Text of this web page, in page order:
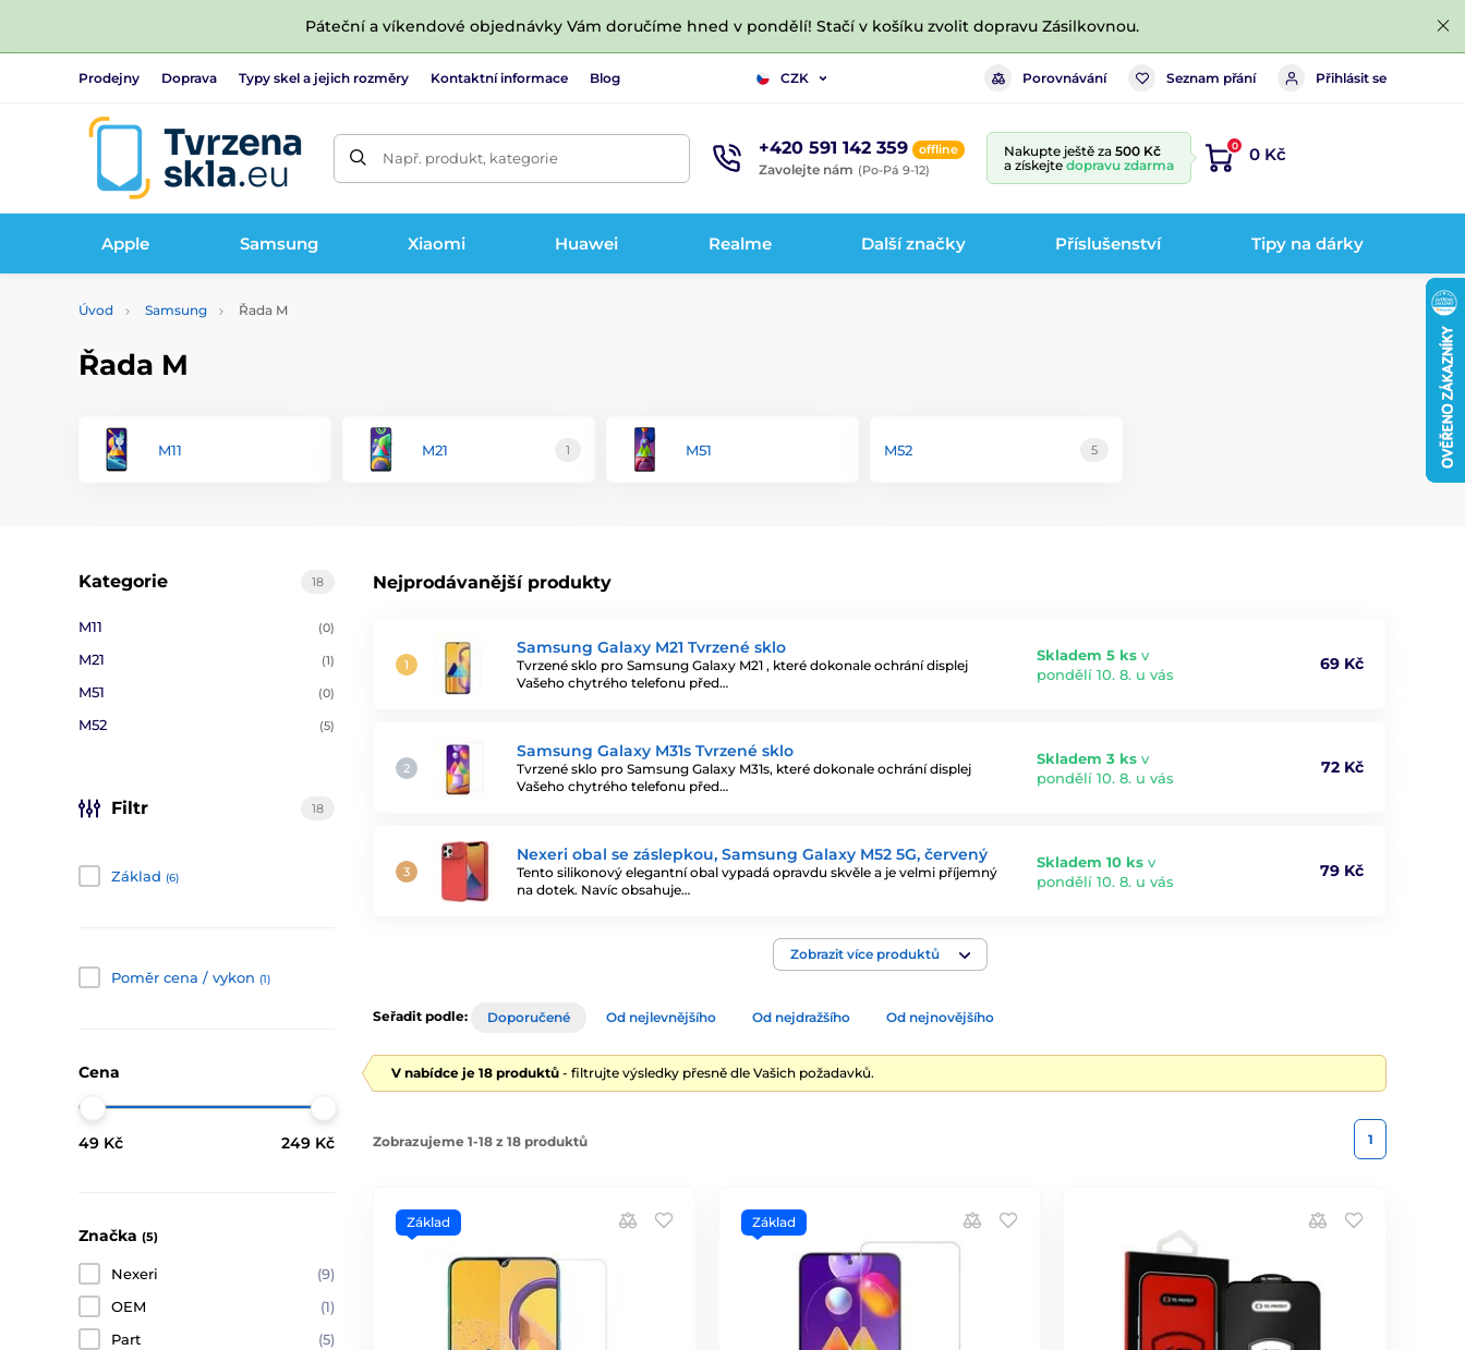
Páteční a víkendové objednávky Vám doručíme hned v pondělí! Stačí v košíku zvolit dopravu Zásilkovnou.
Prodejny Doprava Typy skel a jejich rozměry Kontaktní informace Blog CZK Porovnávání Seznam přání Přihlásit se
Např. produkt, kategorie +420 591 142 359 offline
Zavolejte nám (Po-Pá 9-12)
Nakupte ještě za 500 Kč
a získejte dopravu zdarma
0 0 Kč
Apple Samsung Xiaomi Huawei Realme Další značky Příslušenství Tipy na dárky
Úvod Samsung Řada M
Řada M
M11 M21 1 M51 M52 5
Nejprodávanější produkty
Samsung Galaxy M21 Tvrzené sklo
Tvrzené sklo pro Samsung Galaxy M21 , které dokonale ochrání displej
Vašeho chytrého telefonu před…
Skladem 5 ks v
pondělí 10. 8. u vás
69 Kč
Samsung Galaxy M31s Tvrzené sklo
Tvrzené sklo pro Samsung Galaxy M31s, které dokonale ochrání displej
Vašeho chytrého telefonu před…
Skladem 3 ks v
pondělí 10. 8. u vás
72 Kč
Nexeri obal se záslepkou, Samsung Galaxy M52 5G, červený
Tento silikonový elegantní obal vypadá opravdu skvěle a je velmi příjemný
na dotek. Navíc obsahuje…
Skladem 10 ks v
pondělí 10. 8. u vás
79 Kč
Zobrazit více produktů
18
Kategorie
M11 (0)
M21 (1)
M51 (0)
M52 (5)
Filtr 18
Základ (6)
Poměr cena / vykon (1)
Cena
49 Kč 249 Kč
Značka (5)
Nexeri
(9)
OEM
(1)
Part
(5)
Seřadit podle: Doporučené Od nejlevnějšího Od nejdražšího Od nejnovějšího
V nabídce je 18 produktů - filtrujte výsledky přesně dle Vašich požadavků.
Zobrazujeme 1-18 z 18 produktů 1
Základ Základ